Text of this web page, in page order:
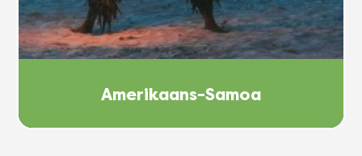
Amerikaans-Samoa